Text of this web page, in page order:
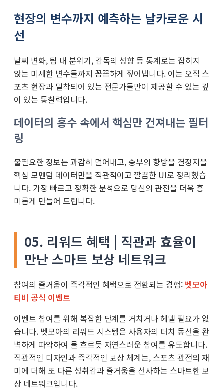
현장의 변수까지 예측하는 날카로운 시
선
날씨 변화, 팀 내 분위기, 감독의 성향 등 통계로는 잡히지
않는 미세한 변수들까지 꼼꼼하게 짚어냅니다. 이는 오직 스
포츠 현장과 밀착되어 있는 전문가들만이 제공할 수 있는 깊
이 있는 통찰력입니다.
데이터의 홍수 속에서 핵심만 건져내는 필터
링
불필요한 정보는 과감히 덜어내고, 승부의 향방을 결정지을
핵심 모멘텀 데이터만을 직관적이고 깔끔한 UI로 정리했습
니다. 가장 빠르고 정확한 분석으로 당신의 관전을 더욱 흥
미롭게 만들어 드립니다.
05. 리워드 혜택 | 직관과 효율이
만난 스마트 보상 네트워크
참여의 즐거움이 즉각적인 혜택으로 전환되는 경험: 벳모아
티비 공식 이벤트
이벤트 참여를 위해 복잡한 단계를 거치거나 헤맬 필요가 없
습니다. 벳모아의 리워드 시스템은 사용자의 터치 동선을 완
벽하게 파악하여 물 흐르듯 자연스러운 참여를 유도합니다.
직관적인 디자인과 즉각적인 보상 체계는, 스포츠 관전의 재
미에 더해 또 다른 성취감과 즐거움을 선사하는 스마트한 보
상 네트워크입니다.